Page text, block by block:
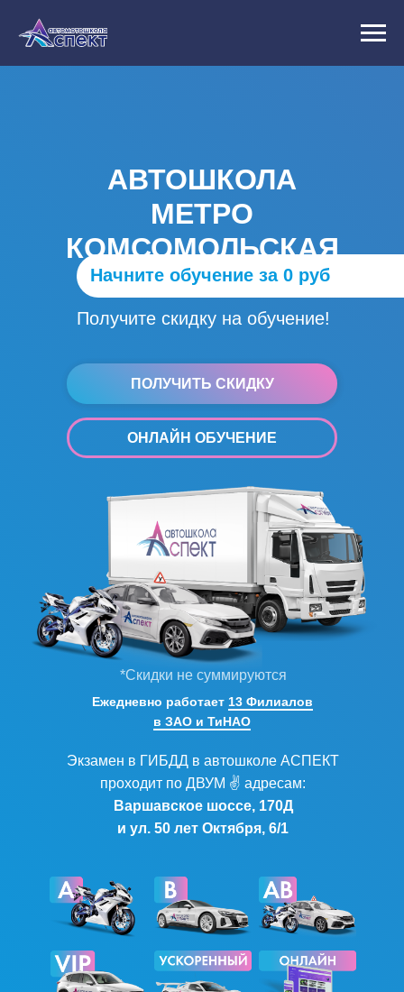
ПОЛУЧИТЬ СКИДКУ
АВТОШКОЛА
МЕТРО
КОМСОМОЛЬСКАЯ
Начните обучение за 0 руб
Получите скидку на обучение!
*Скидки не суммируются
Экзамен в ГИБДД в автошколе АСПЕКТ
проходит по ДВУМ ✌ адресам:
Варшавское шоссе, 170Д
и ул. 50 лет Октября, 6/1
ОНЛАЙН ОБУЧЕНИЕ
Ежедневно работает 13 Филиалов
в ЗАО и ТиНАО